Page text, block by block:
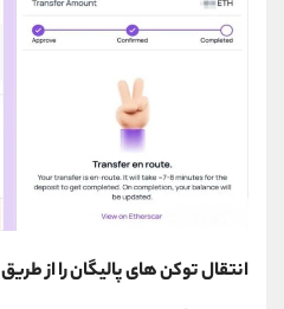
انتقال توکن های پالیگان را از